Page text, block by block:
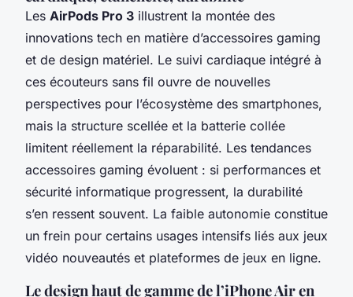
Les AirPods Pro 3 illustrent la montée des
innovations tech en matière d’accessoires gaming
et de design matériel. Le suivi cardiaque intégré à
ces écouteurs sans fil ouvre de nouvelles
perspectives pour l’écosystème des smartphones,
mais la structure scellée et la batterie collée
limitent réellement la réparabilité. Les tendances
accessoires gaming évoluent : si performances et
sécurité informatique progressent, la durabilité
s’en ressent souvent. La faible autonomie constitue
un frein pour certains usages intensifs liés aux jeux
vidéo nouveautés et plateformes de jeux en ligne.
Le design haut de gamme de l’iPhone Air en